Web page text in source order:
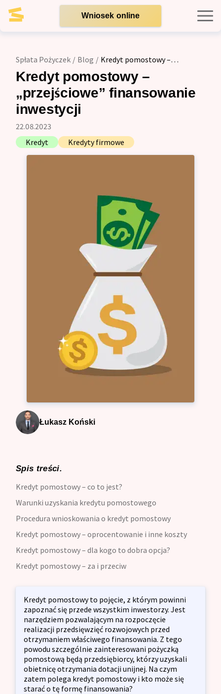
Wniosek online
Kredyty dla firm
Opinie
Blog
Spłata Pożyczek / Blog / Kredyt pomostowy –
„przejściowe” finansowanie inwestycji
Kredyt pomostowy –
„przejściowe” finansowanie
inwestycji
22.08.2023
Kredyt
Kredyty firmowe
Łukasz Koński
Spis treści.
Kredyt pomostowy – co to jest?
Warunki uzyskania kredytu pomostowego
Procedura wnioskowania o kredyt pomostowy
Kredyt pomostowy – oprocentowanie i inne koszty
Kredyt pomostowy – dla kogo to dobra opcja?
Kredyt pomostowy – za i przeciw
Kredyt pomostowy to pojęcie, z którym powinni
zapoznać się przede wszystkim inwestorzy. Jest
narzędziem pozwalającym na rozpoczęcie
realizacji przedsięwzięć rozwojowych przed
otrzymaniem właściwego finansowania. Z tego
powodu szczególnie zainteresowani pożyczką
pomostową będą przedsiębiorcy, którzy uzyskali
obietnicę otrzymania dotacji unijnej. Na czym
zatem polega kredyt pomostowy i kto może się
starać o tę formę finansowania?